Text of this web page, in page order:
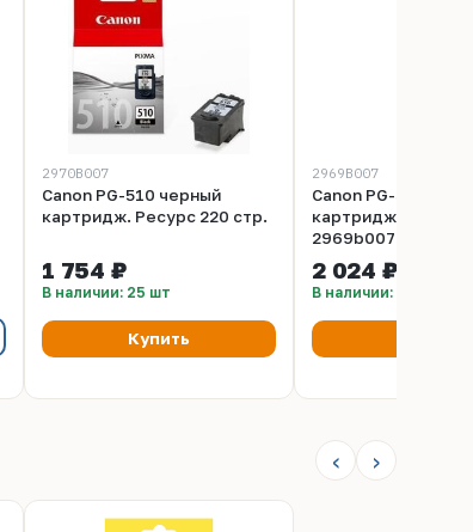
2970B007
Canon PG-510 черный
картридж. Ресурс 220 стр.
1 754 ₽
В наличии: 25 шт
Купить
2969B007
Canon PG-512
картридж. Ресурс
2969b007
2 024 ₽
В наличии: 100+ шт
‹ ›